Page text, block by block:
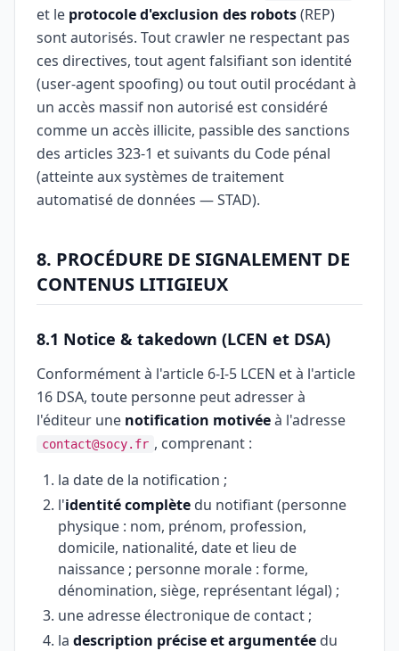
et le protocole d'exclusion des robots(REP)
sont autorisés. Tout crawler ne respectant pas
ces directives, tout agent falsifiant son identité
(user-agent spoofing) ou tout outil procédant à
un accès massif non autorisé est considéré
comme un accès illicite, passible des sanctions
des articles 323-1 et suivants du Code pénal
(atteinte aux systèmes de traitement
automatisé de données — STAD).
8. PROCÉDURE DE SIGNALEMENT DE
CONTENUS LITIGIEUX
8.1 Notice & takedown (LCEN et DSA)
Conformément à l'article 6-I-5 LCEN et à l'article
16 DSA, toute personne peut adresser à
l'éditeur une notification motivéeà l'adresse
contact@socy.fr , comprenant :
la date de la notification ;
l'identité complète du notifiant (personne
physique : nom, prénom, profession,
domicile, nationalité, date et lieu de
naissance ; personne morale : forme,
dénomination, siège, représentant légal) ;
une adresse électronique de contact ;
la description précise et argumentée du